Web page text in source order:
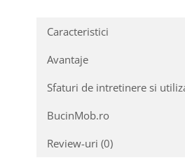
Caracteristici
Avantaje
Sfaturi de intretinere si
BucinMob.ro
Review-uri (0)